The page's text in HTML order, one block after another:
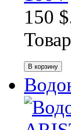
150